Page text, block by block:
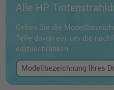
Alle HP
Geben Sie die
Teile davon ein, um die
einzuschränken